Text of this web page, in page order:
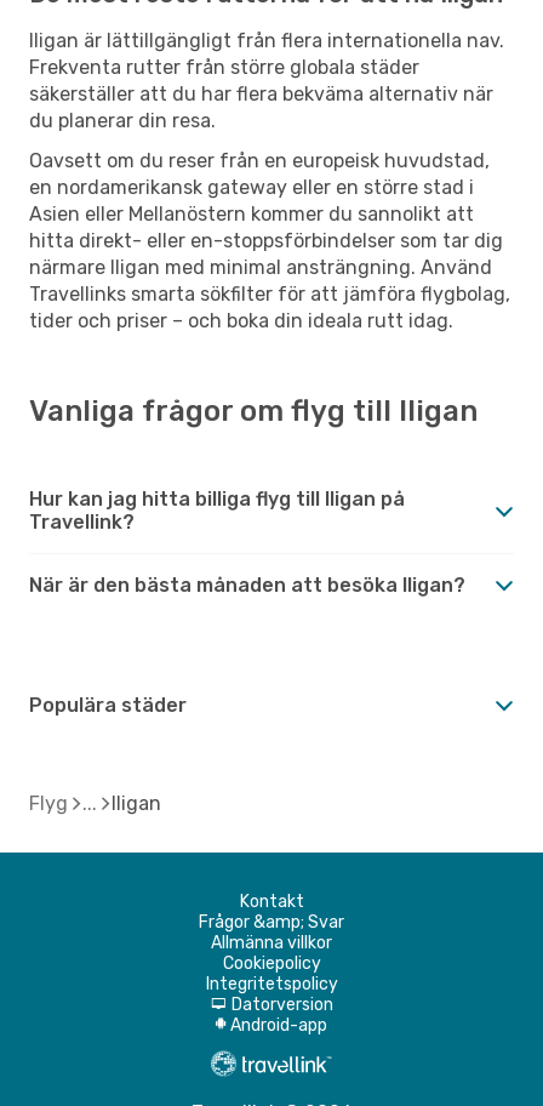
Iligan är lättillgängligt från flera internationella nav.
Frekventa rutter från större globala städer
säkerställer att du har flera bekväma alternativ när
du planerar din resa.
Oavsett om du reser från en europeisk huvudstad,
en nordamerikansk gateway eller en större stad i
Asien eller Mellanöstern kommer du sannolikt att
hitta direkt- eller en-stoppsförbindelser som tar dig
närmare Iligan med minimal ansträngning. Använd
Travellinks smarta sökfilter för att jämföra flygbolag,
tider och priser – och boka din ideala rutt idag.
Vanliga frågor om flyg till Iligan
Hur kan jag hitta billiga flyg till Iligan på
Travellink?
När är den bästa månaden att besöka Iligan?
Populära städer
Flyg Iligan
Kontakt
Frågor &amp; Svar
Allmänna villkor
Cookiepolicy
Integritetspolicy
d Datorversion
A Android-app